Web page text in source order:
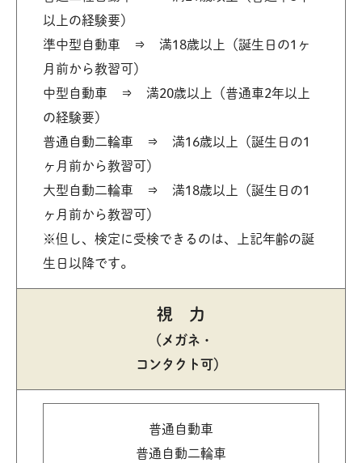
以上の経験要）
準中型自動車 ⇒ 満18歳以上（誕生日の1ヶ
月前から教習可）
中型自動車 ⇒ 満20歳以上（普通車2年以上
の経験要）
普通自動二輪車 ⇒ 満16歳以上（誕生日の1
ヶ月前から教習可）
大型自動二輪車 ⇒ 満18歳以上（誕生日の1
ヶ月前から教習可）
※但し、検定に受検できるのは、上記年齢の誕
生日以降です。
視 力
（メガネ・
コンタクト可）
普通自動車
普通自動二輪車